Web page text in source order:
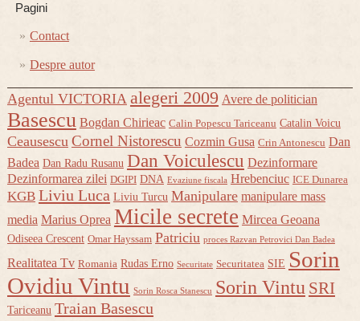
Pagini
Contact
Despre autor
Agentul VICTORIA alegeri 2009 Avere de politician
Basescu Bogdan Chirieac Calin Popescu Tariceanu Catalin Voicu
Ceausescu Cornel Nistorescu Cozmin Gusa Crin Antonescu Dan
Badea Dan Radu Rusanu Dan Voiculescu Dezinformare
Dezinformarea zilei DGIPI DNA Evaziune fiscala Hrebenciuc ICE Dunarea
KGB Liviu Luca Liviu Turcu Manipulare manipulare mass
media Marius Oprea Micile secrete Mircea Geoana
Odiseea Crescent Omar Hayssam Patriciu proces Razvan Petrovici Dan Badea
Realitatea Tv Romania Rudas Erno Securitate Securitatea SIE Sorin
Ovidiu Vintu Sorin Rosca Stanescu Sorin Vintu SRI
Tariceanu Traian Basescu